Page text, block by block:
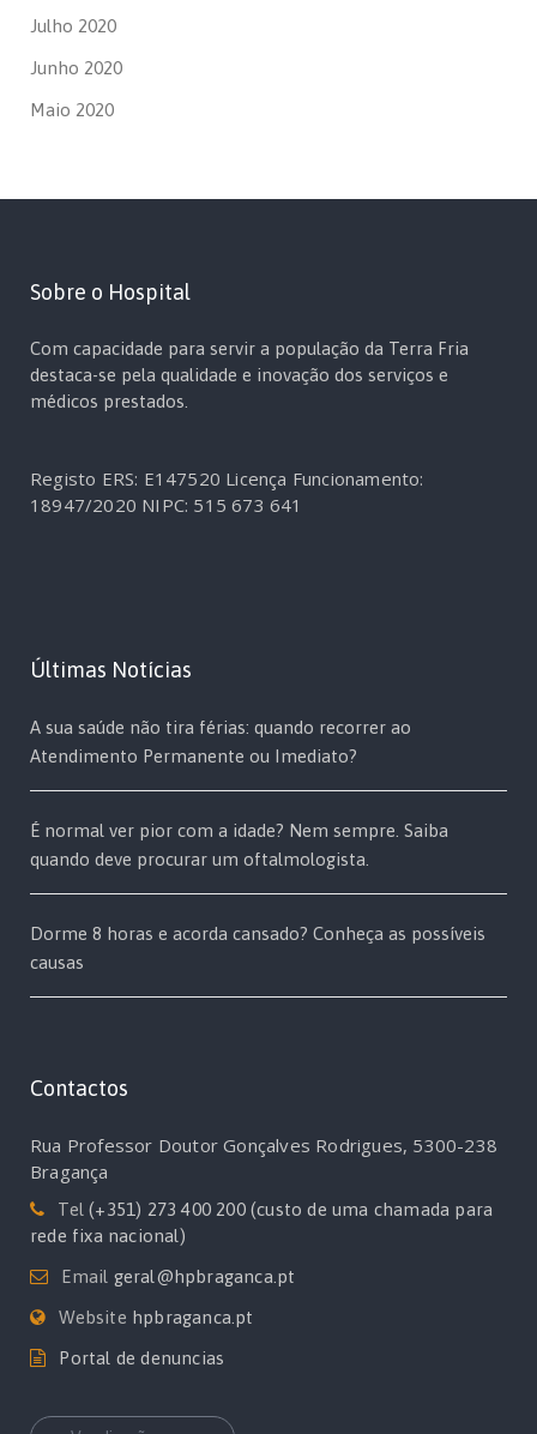
Julho 2020
Junho 2020
Maio 2020
Sobre o Hospital
Com capacidade para servir a população da Terra Fria
destaca-se pela qualidade e inovação dos serviços e
médicos prestados.
Registo ERS: E147520 Licença Funcionamento:
18947/2020 NIPC: 515 673 641
Últimas Notícias
A sua saúde não tira férias: quando recorrer ao
Atendimento Permanente ou Imediato?
É normal ver pior com a idade? Nem sempre. Saiba
quando deve procurar um oftalmologista.
Dorme 8 horas e acorda cansado? Conheça as possíveis
causas
Contactos
Rua Professor Doutor Gonçalves Rodrigues, 5300-238
Bragança
Tel(+351) 273 400 200 (custo de uma chamada para
rede fixa nacional)
Email geral@hpbraganca.pt
Website hpbraganca.pt
Portal de denuncias